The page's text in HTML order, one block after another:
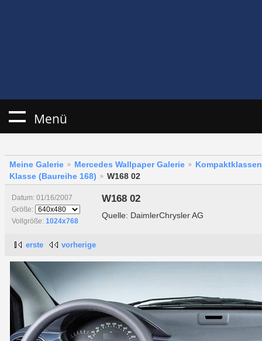
Menü
Meine Galerie Mercedes Wallpaper Galerie
Klasse (Baureihe 168)
W168 02
Datum: 01/16/2007
Größe:
Vollgröße: 1024x768
W168 02
Quelle: DaimlerChrysler AG
erste vorherige